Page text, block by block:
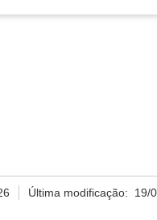
Última modificação: 19/